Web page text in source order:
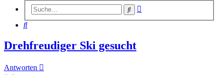
Suche
Suche
Drehfreudiger Ski gesucht
Antworten